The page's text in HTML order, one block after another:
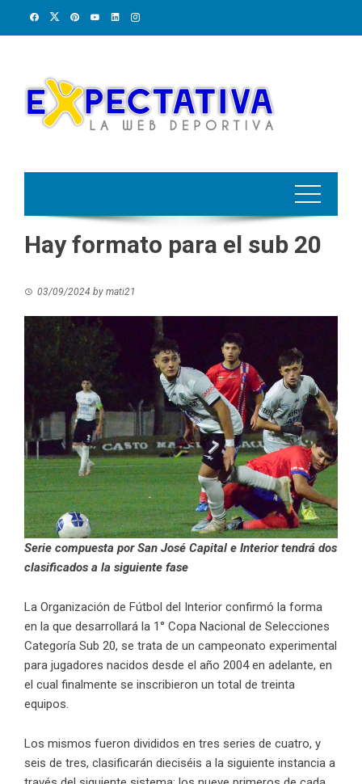
Hay formato para el sub 20
03/09/2024 by mati21
Serie compuesta por San José Capital e Interior tendrá dos
clasificados a la siguiente fase
La Organización de Fútbol del Interior confirmó la forma
en la que desarrollará la 1° Copa Nacional de Selecciones
Categoría Sub 20, se trata de un campeonato experimental
para jugadores nacidos desde el año 2004 en adelante, en
el cual finalmente se inscribieron un total de treinta
equipos.
Los mismos fueron divididos en tres series de cuatro, y
seis de tres, clasificarán dieciséis a la siguiente instancia a